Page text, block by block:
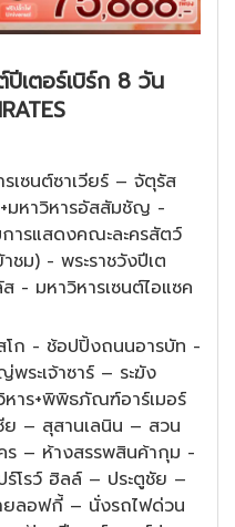
ปีเตอร์เบิร์ก 8 วัน
เซนต์ซาเวียร์ – จัตุรัส
มหาวิหารอัสสัมชัญ -
ารแสดงคณะละครสัตว์
ชม) - พระราชวังปีเต
- มหาวิหารเซนต์ไอแซค
โก - ช้อปปิ้งถนนอารบัท -
ระเจ้าซาร์ – ระฆัง
หาร+พิพิธภัณฑ์อาร์เมอร์
ย – สุสานเลนิน – สวน
ร – ห้างสรรพสินค้ากุม -
โรว์ ฮิลล์ – ประตูชัย –
ลอฟกี้ – นั่งรถไฟด่วน